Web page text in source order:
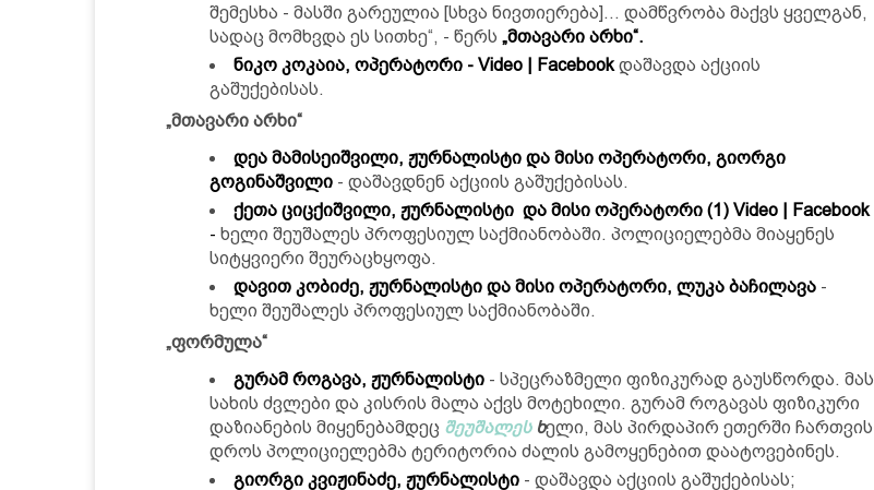
შემესხა - მასში გარეულია [სხვა ნივთიერება]... დამწვრობა მაქვს ყველგან,
სადაც მომხვდა ეს სითხე“, - წერს „მთავარი არხი“.
ნიკო კოკაია, ოპერატორი - Video | Facebook დაშავდა აქციის
გაშუქებისას.
„მთავარი არხი“
დეა მამისეიშვილი, ჟურნალისტი და მისი ოპერატორი, გიორგი
გოგინაშვილი - დაშავდნენ აქციის გაშუქებისას.
ქეთა ციცქიშვილი, ჟურნალისტი და მისი ოპერატორი (1) Video | Facebook
- ხელი შეუშალეს პროფესიულ საქმიანობაში. პოლიციელებმა მიაყენეს
სიტყვიერი შეურაცხყოფა.
დავით კობიძე, ჟურნალისტი და მისი ოპერატორი, ლუკა ბაჩილავა -
ხელი შეუშალეს პროფესიულ საქმიანობაში.
„ფორმულა“
გურამ როგავა, ჟურნალისტი - სპეცრაზმელი ფიზიკურად გაუსწორდა. მას
სახის ძვლები და კისრის მალა აქვს მოტეხილი. გურამ როგავას ფიზიკური
დაზიანების მიყენებამდეც შეუშალესხელი, მას პირდაპირ ეთერში ჩართვის
დროს პოლიციელებმა ტერიტორია ძალის გამოყენებით დაატოვებინეს.
გიორგი კვიჟინაძე, ჟურნალისტი - დაშავდა აქციის გაშუქებისას;